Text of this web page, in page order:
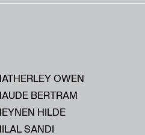
OWEN
BERTRAM
HILDE
SANDI